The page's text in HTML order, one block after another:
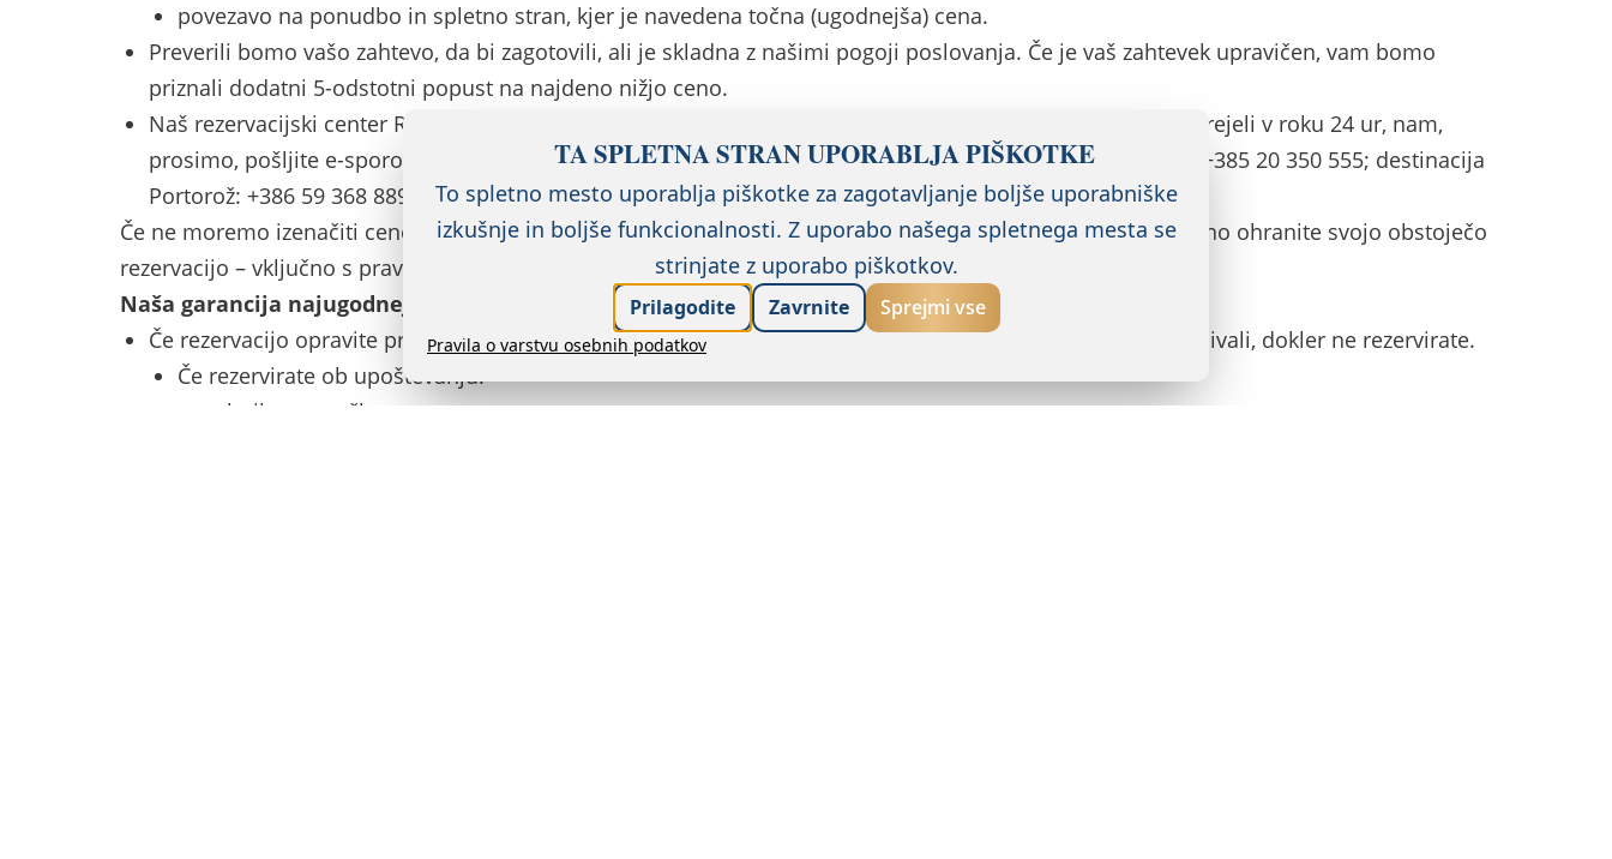
povezavo na ponudbo in spletno stran, kjer je navedena točna (ugodnejša) cena.
Preverili bomo vašo zahtevo, da bi zagotovili, ali je skladna z našimi pogoji poslovanja. Če je vaš zahtevek upravičen, vam bomo
priznali dodatni 5-odstotni popust na najdeno nižjo ceno.
Naš rezervacijski center Remisens vas bo kontaktiral v roku naslednjih 24 ur. Če našega odgovora niste prejeli v roku 24 ur, nam,
prosimo, pošljite e-sporočilo na
reservations@remisens.comali nas pokličite na (destinacija Dubrovnik: +385 20 350 555; destinacija
Portorož: +386 59 368 889)
Če ne moremo izenačiti cene druge ponudbe, ker eden izmed zgoraj navedenih pogojev ni izpolnjen, še vedno ohranite svojo obstoječo
rezervacijo – vključno s pravili odpovedi rezervacije.
Naša garancija najugodnejše cene
ne velja v naslednjih primerih::
Če rezervacijo opravite prek spletne strani, ki ne razkriva, v katerem objektu ali kateri vrsti objekta boste bivali, dokler ne rezervirate.
Če rezervirate ob upoštevanju:
posebnih cen za člane
TA SPLETNA STRAN UPORABLJA PIŠKOTKE
To spletno mesto uporablja piškotke za zagotavljanje boljše uporabniške
izkušnje in boljše funkcionalnosti. Z uporabo našega spletnega mesta se
strinjate z uporabo piškotkov.
Prilagodite Zavrnite Sprejmi vse
Pravila o varstvu osebnih podatkov